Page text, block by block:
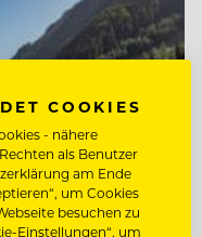
COOKIES
- nähere
als Benutzer
am Ende
um Cookies
besuchen zu
Einstellungen“, um